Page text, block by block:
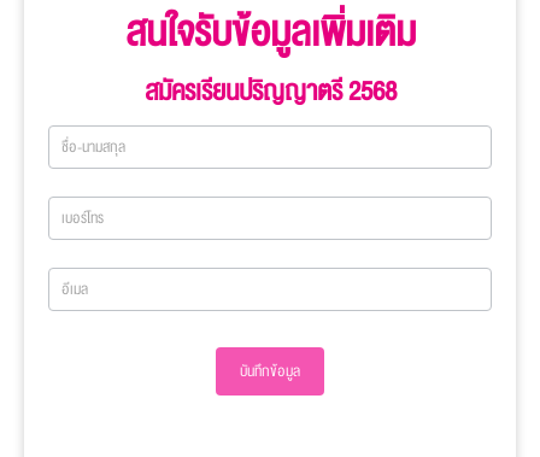
สนใจรับข้อมูลเพิ่มเติม
สมัครเรียนปริญญาตรี 2568
สนใจรับ
ข้อมูล-
quota68
บันทึกข้อมูล